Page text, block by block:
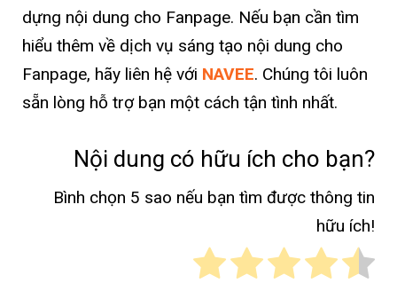
dựng nội dung cho Fanpage. Nếu bạn cần tìm
hiểu thêm về dịch vụ sáng tạo nội dung cho
Fanpage, hãy liên hệ với NAVEE. Chúng tôi luôn
sẵn lòng hỗ trợ bạn một cách tận tình nhất.
Nội dung có hữu ích cho bạn?
Bình chọn 5 sao nếu bạn tìm được thông tin
hữu ích!